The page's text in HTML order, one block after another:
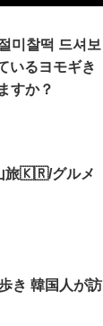
미찰떡 드셔보
いるヨモギき
すか？
旅🇰🇷/グルメ
き 韓国人が訪